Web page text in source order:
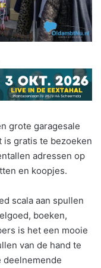
grote garagesale
is gratis te bezoeken
adressen op
en koopjes.
scala aan spullen
boeken,
is het een mooie
van de hand te
deelnemende